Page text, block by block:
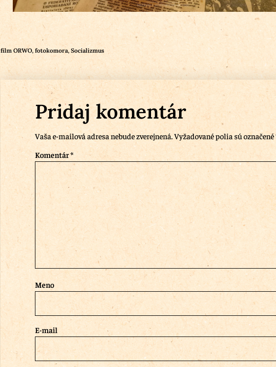
film ORWO, fotokomora, Socializmus
Pridaj komentár
Vaša e-mailová adresa nebude zverejnená.Vyžadované polia sú označené
Komentár*
Meno
E-mail